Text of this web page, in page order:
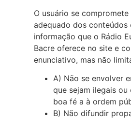
O usuário se
adequado dos conteúdos
informação que o Rádio
Bacre oferece no site e
enunciativo, mas não
A) Não se envolver
que sejam ilegais ou
boa fé a à ordem
B) Não difundir